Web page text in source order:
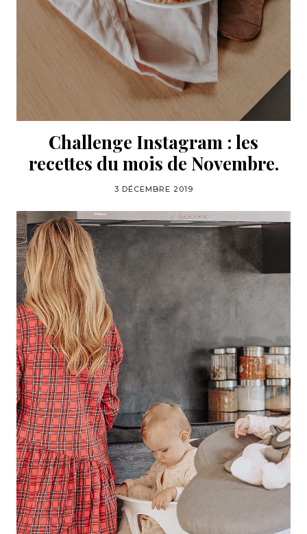
Challenge Instagram : les
recettes du mois de Novembre.
3 DÉCEMBRE 2019